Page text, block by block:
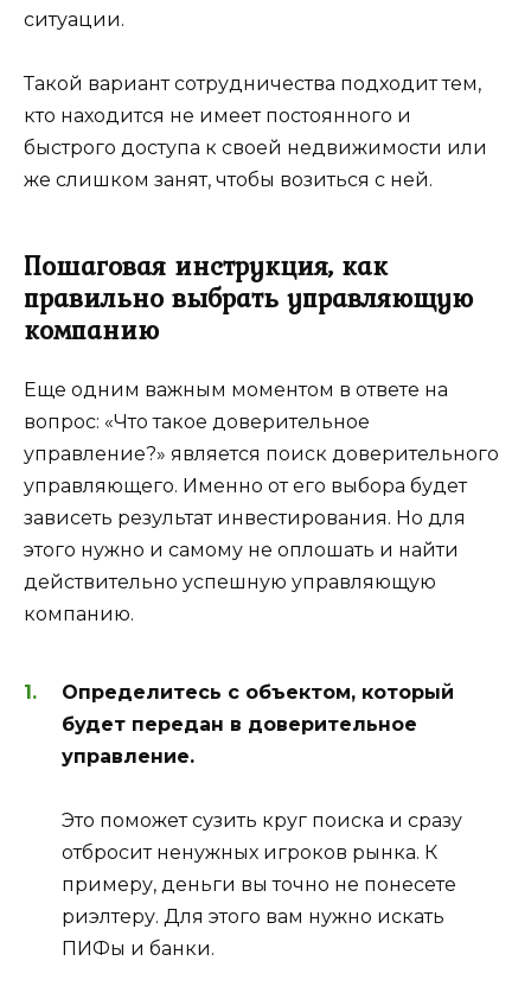
ситуации.
Такой вариант сотрудничества подходит тем,
кто находится не имеет постоянного и
быстрого доступа к своей недвижимости или
же слишком занят, чтобы возиться с ней.
Пошаговая инструкция, как
правильно выбрать управляющую
компанию
Еще одним важным моментом в ответе на
вопрос: «Что такое доверительное
управление?» является поиск доверительного
управляющего. Именно от его выбора будет
зависеть результат инвестирования. Но для
этого нужно и самому не оплошать и найти
действительно успешную управляющую
компанию.
Определитесь с объектом, который
будет передан в доверительное
управление.
Это поможет сузить круг поиска и сразу
отбросит ненужных игроков рынка. К
примеру, деньги вы точно не понесете
риэлтеру. Для этого вам нужно искать
ПИФы и банки.